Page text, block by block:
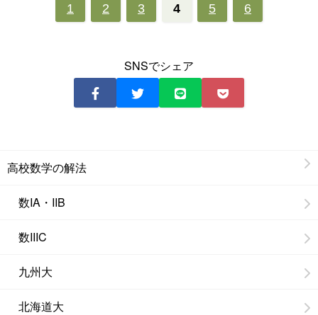
1 2 3 4 5 6
SNSでシェア
高校数学の解法
数IA・IIB
数IIIC
九州大
北海道大